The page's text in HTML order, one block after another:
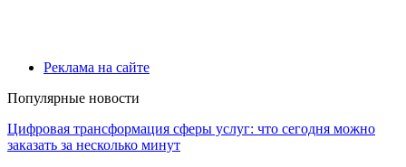
Реклама на сайте
Популярные новости
Цифровая трансформация сферы услуг: что сегодня можно
заказать за несколько минут